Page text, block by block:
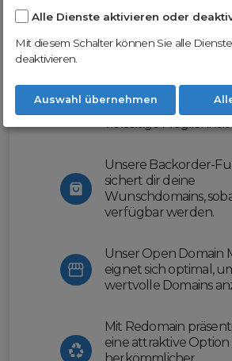
Nutze unsere Erfahrung und
erleichtern wir dir den
Domainhandel und
vielseitige
Unsere Backorder-
sichert dir deine
Wunschdomains,
verfügbar werden.
Unser Open Domain
eignet sich optimal,
wertvolle Domains
Mit Redomain
eine attraktive Option
Alle Dienste aktivieren oder
Mit diesem Schalter können Sie alle
deaktivieren.
Auswahl übernehmen